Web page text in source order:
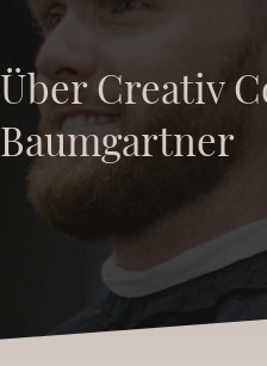
Über Creativ
Baumgartner